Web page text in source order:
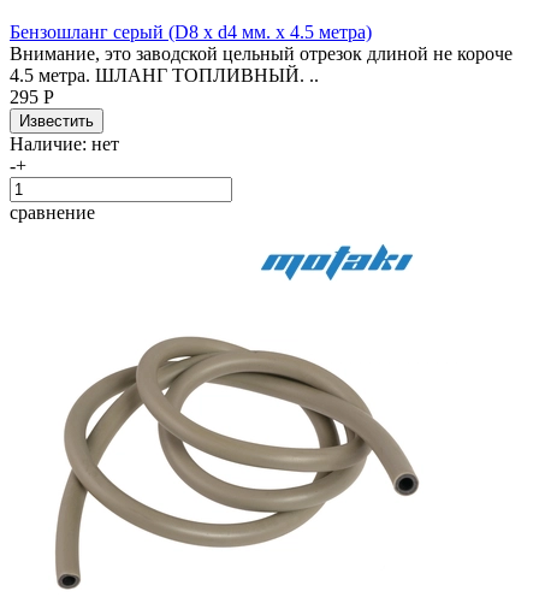
Бензошланг серый (D8 x d4 мм. x 4.5 метра)
Внимание, это заводской цельный отрезок длиной не короче
4.5 метра. ШЛАНГ ТОПЛИВНЫЙ. ..
295 Р
Наличие: нет
-+
сравнение